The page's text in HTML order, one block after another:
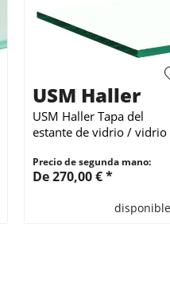
USM Haller
USM Haller Tapa del
estante de vidrio / vidrio
de profundidad
Precio de segunda mano:
De 270,00 € *